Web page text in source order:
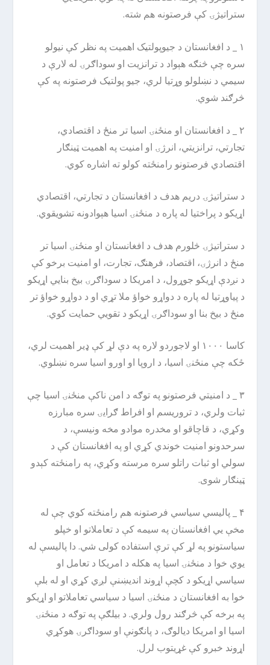
ستراتیژۍ کې فرصتونه هم شته.
۱ _ د افغانستان د جیوپولتیک اهمیت په نظر کې نیولو
سره چې څنګه هېواد د ترانزیت او سوداګرۍ له لارې د
سیمي د نښلولو وړتیا لري، جیو پولتیک فرصتونه په کې
څرګند شوي.
۲ _ د افغانستان او منځنۍ اسیا تر منځ د اقتصادي،
تجارتي، ترانزیتي، انرژۍ او امنیت په اهمیت ټینګار
اقتصادي فرصتونو رامنځته کولو ته اشاره کوي.
د ستراتیژۍ دریم هدف د افغانستان د تجارتي، اقتصادي
اړیکو د پراختیا له پاره د منځنۍ اسیا هېوادونه تشویقوي.
د ستراتیژۍ څلورم هدف د افغانستان او منځنۍ اسیا تر
منځ د انرژۍ، اقتصاد، فرهنګ، تجارت، او امنیت برخو کې
د نږدې اړیکو جوړول، د امریکا د سوداګرۍ بیخ بنایي اړیکو
د پیاوړتیا له پاره د دواړو خواؤ ملا تړي او د دواړو خواؤ تر
منځ د بیخ بنا او سوداګرۍ اړیکو د تقویي حمایت کوي.
کاسا ۱۰۰۰ او لاجوردو لاره په دې لړ کې ډیر اهمیت لري،
ځکه چې منځنۍ اسیا، د اروپا او اورو اسیا سره نښلوي.
۳ _ د امنیتي فرصتونو په توګه د امن ناکې منځنۍ اسیا چې
ثبات ولري، د تروریسم او افراط ګرایۍ سره مبارزه
وکړي، د قاچاقو او مخدره موادو مخه ونیسې، د
سرحدونو امنیت خوندي کړي او په افغانستان کې د
سولي او ثبات راتلو سره مرسته وکړي، په رامنځته کېدو
ټینګار شوی.
۴ _ پالیسي سیاسي فرصتونه هم رامنځته کوي چې له
مخې یي افغانستان په سیمه کې د تعاملاتو او خپلو
سیاستونو په لړ کې ترې استفاده کولی شي. دا پالیسې له
یوي خوا د منځنۍ اسیا په هکله د امریکا د تعامل او
سیاسي اړیکو د کچې اړوند اندیښنې لږي کړي او له بلې
خوا به افغانستان د منځنۍ اسیا د سیاسي تعاملاتو او اړیکو
په برخه کې څرګند رول ولري. د بیلګې په توګه د منځنۍ
اسیا او امریکا دیالوګ، د پانګونې او سوداګرۍ هوکړي
اړوند خبرو کې غړیتوب لرل.